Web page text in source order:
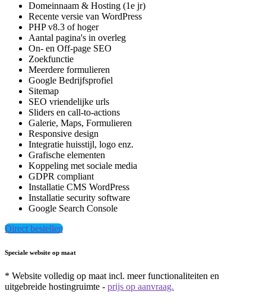
Domeinnaam & Hosting (1e jr)
Recente versie van WordPress
PHP v8.3 of hoger
Aantal pagina's in overleg
On- en Off-page SEO
Zoekfunctie
Meerdere formulieren
Google Bedrijfsprofiel
Sitemap
SEO vriendelijke urls
Sliders en call-to-actions
Galerie, Maps, Formulieren
Responsive design
Integratie huisstijl, logo enz.
Grafische elementen
Koppeling met sociale media
GDPR compliant
Installatie CMS WordPress
Installatie security software
Google Search Console
Direct bestellen
Speciale website op maat
* Website volledig op maat incl. meer functionaliteiten en
uitgebreide hostingruimte - prijs op aanvraag.